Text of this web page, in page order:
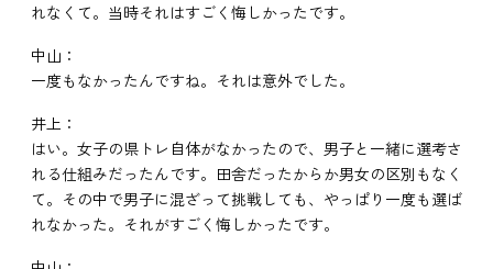
れなくて。当時それはすごく悔しかったです。
中山：
一度もなかったんですね。それは意外でした。
井上：
はい。女子の県トレ自体がなかったので、男子と一緒に選考さ
れる仕組みだったんです。田舎だったからか男女の区別もなく
て。その中で男子に混ざって挑戦しても、やっぱり一度も選ば
れなかった。それがすごく悔しかったです。